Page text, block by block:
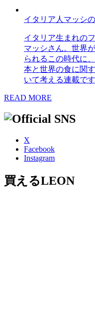
イタリア人マッシ
イタリア生まれの
マッシさん。世界
られるこの時代に
本と世界の食に関
いて考える連載です
READ MORE
X
Facebook
Instagram
買えるLEON